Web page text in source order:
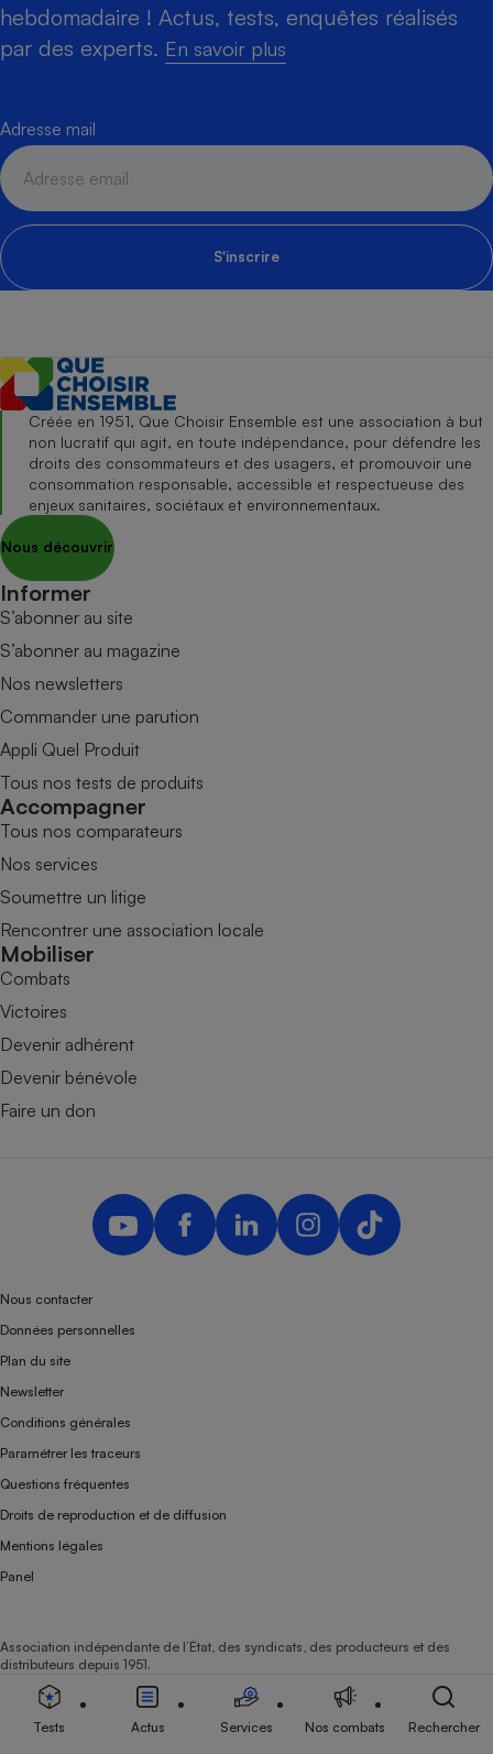
hebdomadaire ! Actus, tests, enquêtes réalisés
par des experts. En savoir plus
Adresse mail
S'inscrire
Créée en 1951, Que Choisir Ensemble est une association à but
non lucratif qui agit, en toute indépendance, pour défendre les
droits des consommateurs et des usagers, et promouvoir une
consommation responsable, accessible et respectueuse des
enjeux sanitaires, sociétaux et environnementaux.
Nous découvrir
Informer
S’abonner au site
S’abonner au magazine
Nos newsletters
Commander une parution
Appli Quel Produit
Tous nos tests de produits
Accompagner
Tous nos comparateurs
Nos services
Soumettre un litige
Rencontrer une association locale
Mobiliser
Combats
Victoires
Devenir adhérent
Devenir bénévole
Faire un don
Nous contacter
Données personnelles
Plan du site
Newsletter
Conditions générales
Paramétrer les traceurs
Questions fréquentes
Droits de reproduction et de diffusion
Mentions légales
Panel
Association indépendante de l’État, des syndicats, des producteurs et des
distributeurs depuis 1951.
Tests Actus Services Nos combats Rechercher